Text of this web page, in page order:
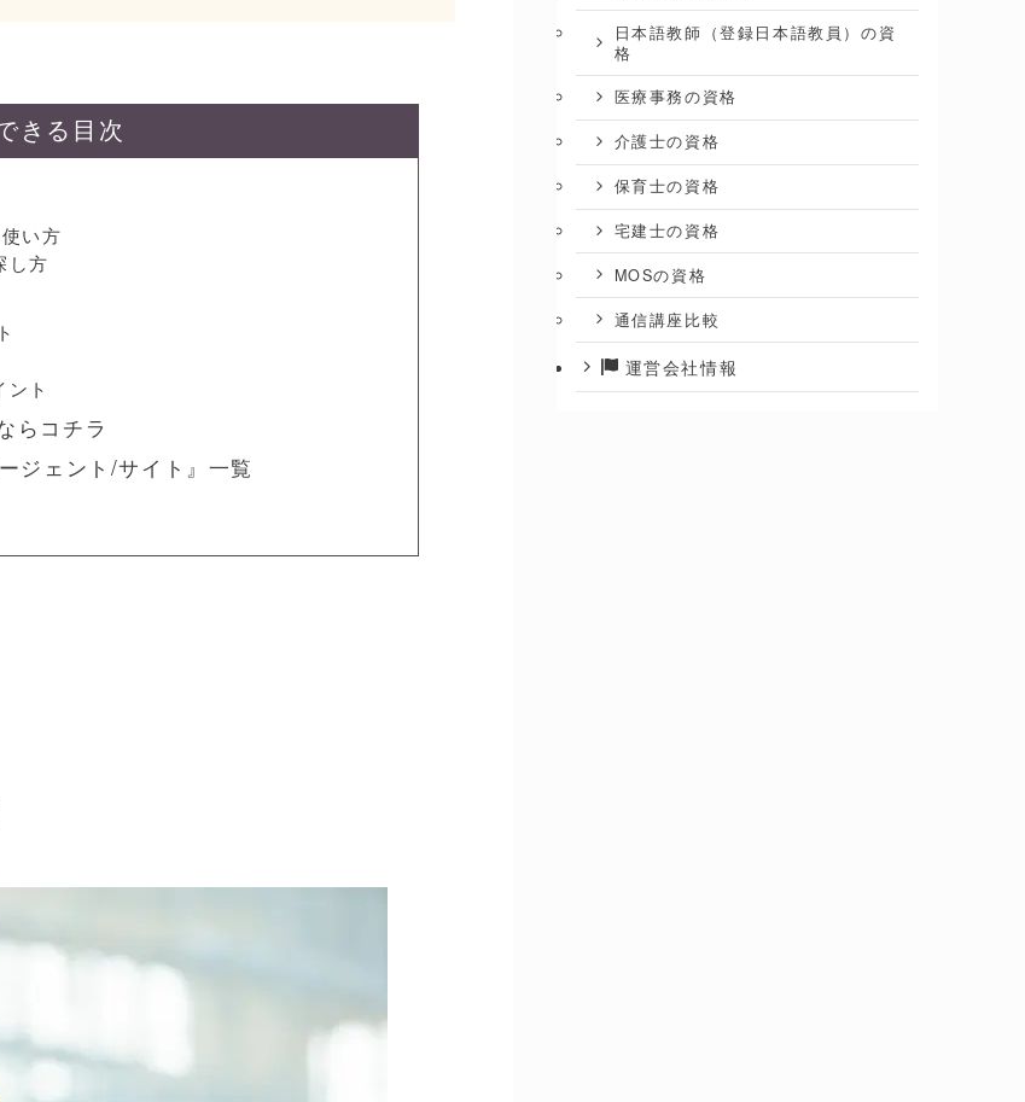
きる目次
い方
し方
ント
らコチラ
ジェント/サイト』一覧
日本語教師（登録日本語教員）の資
格
医療事務の資格
介護士の資格
保育士の資格
宅建士の資格
MOSの資格
通信講座比較
運営会社情報